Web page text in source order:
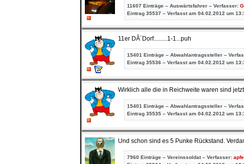
11607 Einträge – Auswärtsfahrer – Verfasser:
Eintrag 35537 – Verfasst am 04.02.2012 um
11er DÂ´Dorf.........1-1...puh
15401 Einträge – Abwahlantragssteller –
Eintrag 35536 – Verfasst am 04.02.2012 um
Wirklich alle die in Reichweite waren sind
15401 Einträge – Abwahlantragssteller –
Eintrag 35535 – Verfasst am 04.02.2012 um
Und schon sind es 5 Punke Rückstand.
7960 Einträge – Vereinssoldat – Verfasser: